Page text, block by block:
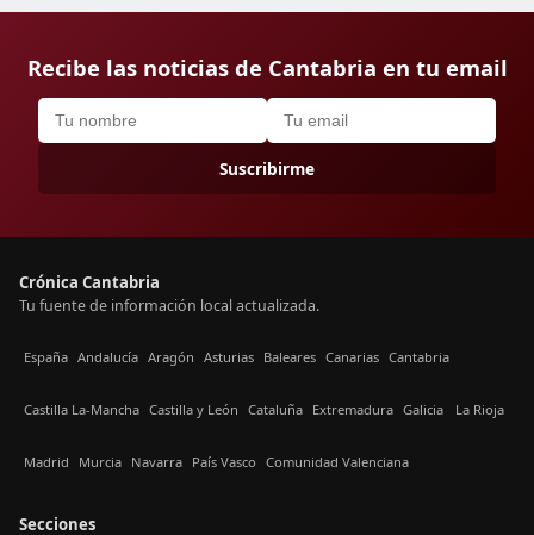
Recibe las noticias de Cantabria en tu email
Suscribirme
Crónica Cantabria
Tu fuente de información local actualizada.
España Andalucía Aragón Asturias Baleares Canarias Cantabria
Castilla La-Mancha Castilla y León Cataluña Extremadura Galicia La Rioja
Madrid Murcia Navarra País Vasco Comunidad Valenciana
Secciones